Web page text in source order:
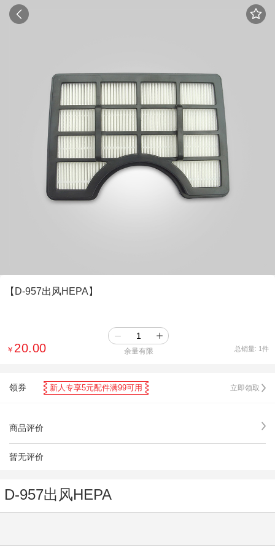
【D-957出风HEPA】
￥ 20.00 余量有限 总销量: 1件
领券 新人专享5元配件满99可用 立即领取
商品评价
暂无评价
D-957出风HEPA